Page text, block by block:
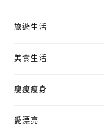
旅遊生活
美食生活
瘦瘦瘦身
愛漂亮